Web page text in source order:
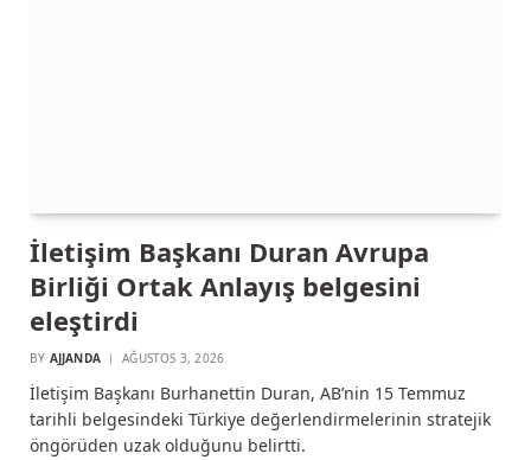
İletişim Başkanı Duran Avrupa
Birliği Ortak Anlayış belgesini
eleştirdi
BY AJJANDA AĞUSTOS 3, 2026
İletişim Başkanı Burhanettin Duran, AB’nin 15 Temmuz
tarihli belgesindeki Türkiye değerlendirmelerinin stratejik
öngörüden uzak olduğunu belirtti.